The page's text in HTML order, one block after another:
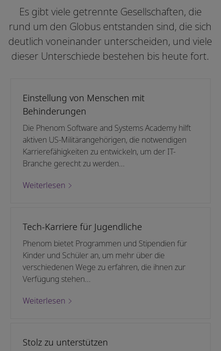
Es gibt viele getrennte Gesellschaften, die
rund um den Globus entstanden sind, die sich
deutlich voneinander unterscheiden, und viele
dieser Unterschiede bestehen bis heute fort.
Einstellung von Menschen mit
Behinderungen
Die Phenom Software and Systems Academy hilft
aktiven US-Militärangehörigen, die notwendigen
Karrierefähigkeiten zu entwickeln, um der IT-
Branche gerecht zu werden...
Weiterlesen
Tech-Karriere für Jugendliche
Phenom bietet Programmen und Stipendien für
Kinder und Schüler an, um mehr über die
verschiedenen Wege zu erfahren, die ihnen zur
Verfügung stehen...
Weiterlesen
Stolz zu unterstützen